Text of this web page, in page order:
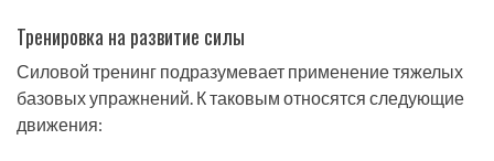
Тренировка на развитие силы
Силовой тренинг подразумевает применение тяжелых
базовых упражнений. К таковым относятся следующие
движения: